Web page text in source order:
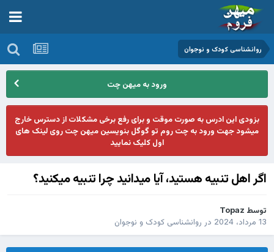
روانشناسی کودک و نوجوان
ورود به میهن چت
بزودی این ادرس به صورت موقت و برای رفع برخی مشکلات از دسترس خارج
میشود جهت ورود به چت روم تو گوگل بنویسین میهن چت روی لینک های
اول کلیک نمایید
اگر اهل تنبيه هستيد، آيا ميدانيد چرا تنبيه ميكنيد؟
توسط Topaz
13 مرداد، 2024
در روانشناسی کودک و نوجوان